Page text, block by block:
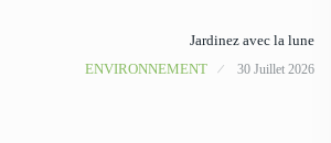
Jardinez avec la lune
ENVIRONNEMENT
30 Juillet 2026